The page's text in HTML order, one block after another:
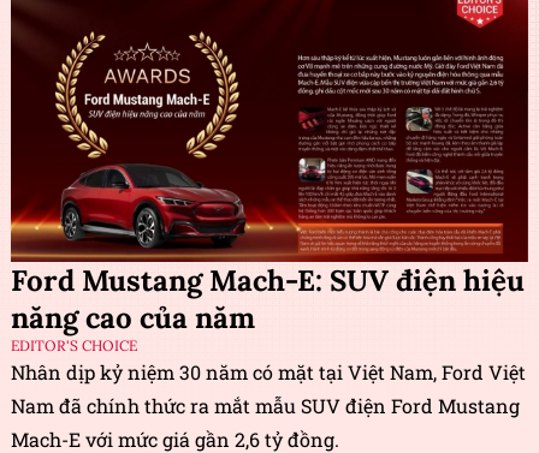
Ford Mustang Mach-E: SUV điện hiệu
năng cao của năm
EDITOR'S CHOICE
Nhân dịp kỷ niệm 30 năm có mặt tại Việt Nam, Ford Việt
Nam đã chính thức ra mắt mẫu SUV điện Ford Mustang
Mach-E với mức giá gần 2,6 tỷ đồng.